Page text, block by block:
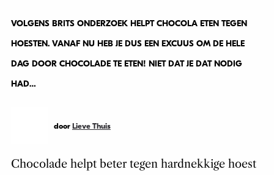
VOLGENS BRITS ONDERZOEK HELPT CHOCOLA ETEN TEGEN
HOESTEN. VANAF NU HEB JE DUS EEN EXCUUS OM DE HELE
DAG DOOR CHOCOLADE TE ETEN! NIET DAT JE DAT NODIG
HAD…
door Lieve Thuis
Chocolade helpt beter tegen hardnekkige hoest